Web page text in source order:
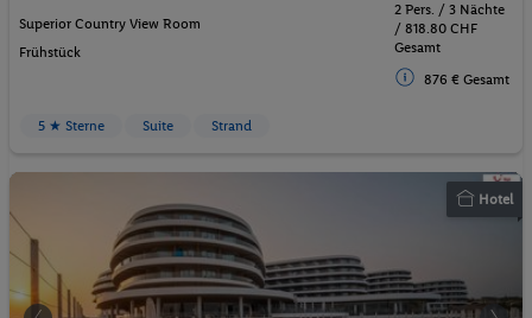
Superior Country View Room
Frühstück
2 Pers. / 3 Nächte
/ 818.80 CHF
Gesamt
876 € Gesamt
5 ★ Sterne Suite Strand
Hotel